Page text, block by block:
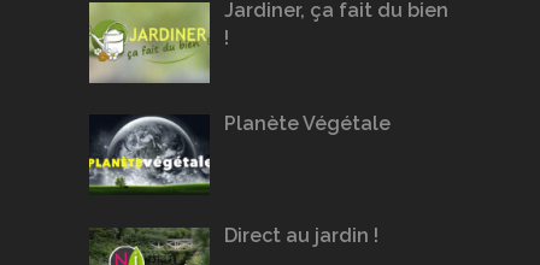
Jardiner, ça fait du bien
!
Planète Végétale
Direct au jardin !